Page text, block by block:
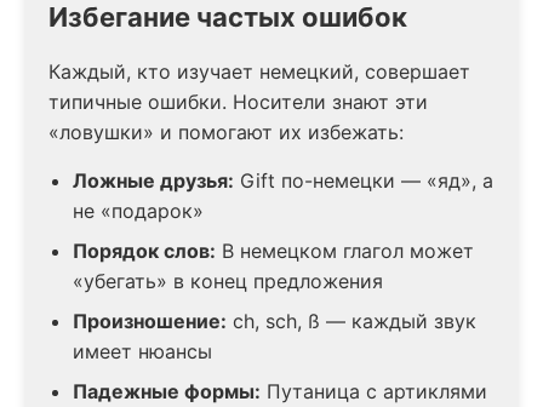
Избегание частых ошибок
Каждый, кто изучает немецкий, совершает
типичные ошибки. Носители знают эти
«ловушки» и помогают их избежать:
Ложные друзья: Gift по-немецки — «яд», а
не «подарок»
Порядок слов: В немецком глагол может
«убегать» в конец предложения
Произношение: ch, sch, ß — каждый звук
имеет нюансы
Падежные формы: Путаница с артиклями